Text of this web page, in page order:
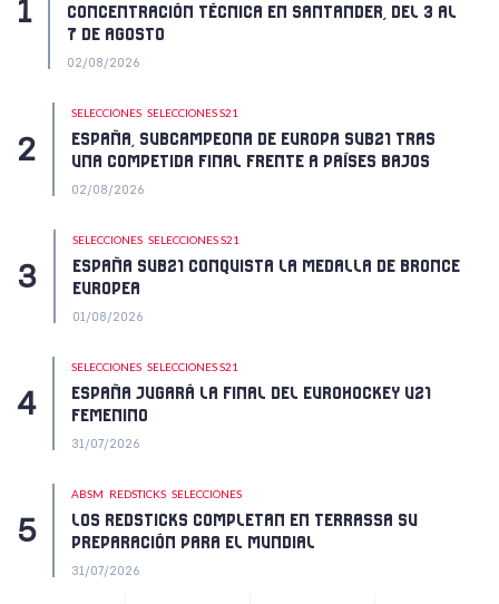
CONCENTRACIÓN TÉCNICA EN SANTANDER, DEL 3 AL
7 DE AGOSTO
02/08/2026
SELECCIONES SELECCIONES S21
ESPAÑA, SUBCAMPEONA DE EUROPA SUB21 TRAS
UNA COMPETIDA FINAL FRENTE A PAÍSES BAJOS
02/08/2026
SELECCIONES SELECCIONES S21
ESPAÑA SUB21 CONQUISTA LA MEDALLA DE BRONCE
EUROPEA
01/08/2026
SELECCIONES SELECCIONES S21
ESPAÑA JUGARÁ LA FINAL DEL EUROHOCKEY U21
FEMENINO
31/07/2026
ABSM REDSTICKS SELECCIONES
LOS REDSTICKS COMPLETAN EN TERRASSA SU
PREPARACIÓN PARA EL MUNDIAL
31/07/2026